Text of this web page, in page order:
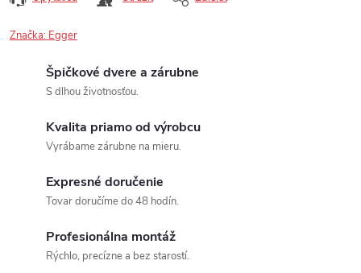
Značka: Egger
Špičkové dvere a zárubne
S dlhou životnosťou.
Kvalita priamo od výrobcu
Vyrábame zárubne na mieru.
Expresné doručenie
Tovar doručíme do 48 hodín.
Profesionálna montáž
Rýchlo, precízne a bez starostí.